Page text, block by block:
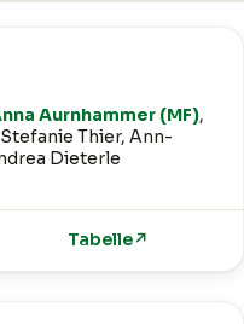
Aurnhammer (MF),
Thier, Ann-
Dieterle
Tabelle↗